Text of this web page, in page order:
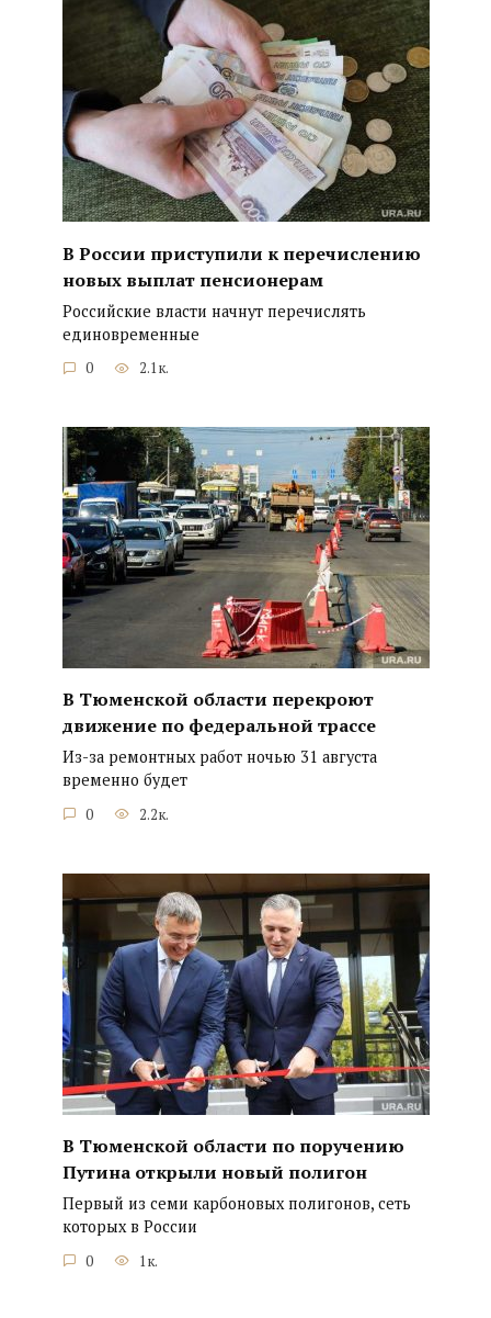
В России приступили к перечислению
новых выплат пенсионерам
Российские власти начнут перечислять
единовременные
0 2.1к.
В Тюменской области перекроют
движение по федеральной трассе
Из-за ремонтных работ ночью 31 августа
временно будет
0 2.2к.
В Тюменской области по поручению
Путина открыли новый полигон
Первый из семи карбоновых полигонов, сеть
которых в России
0 1к.